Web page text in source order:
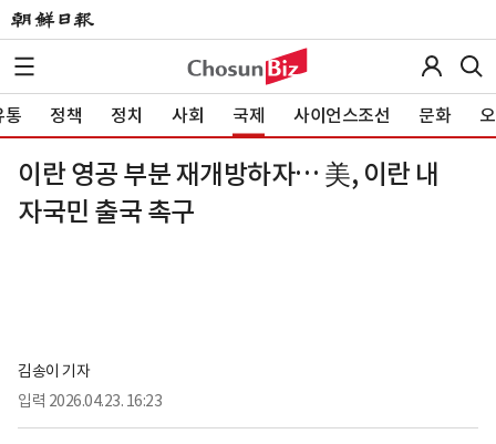
통 정책 정치 사회 국제 사이언스조선 문화
이란 영공 부분 재개방하자… 美, 이란 내
자국민 출국 촉구
김송이 기자
입력 2026.04.23. 16:23